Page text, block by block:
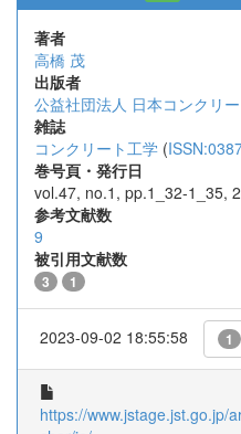
著者
高橋 茂
出版者
公益社団法人 日本コンクリ
雑誌
コンクリート工学 (
巻号頁・発行日
vol.47, no.1, pp.1_32-1_35,
参考文献数
9
被引用文献数
3 1
2023-09-02 18:55:58 1
https://www.jstage.jst.go.jp/